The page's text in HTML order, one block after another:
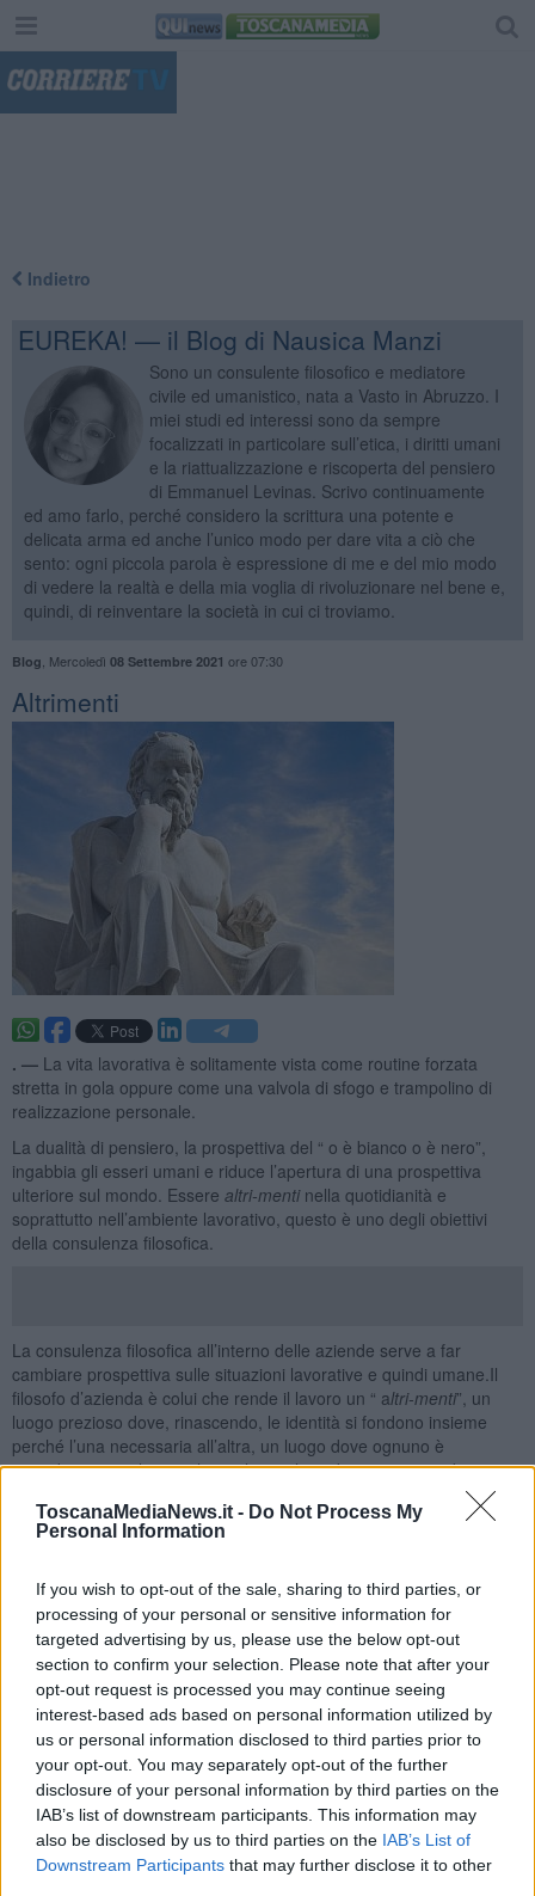
ToscanaMediaNews.it - Do Not Process My
Personal Information
If you wish to opt-out of the sale, sharing to third parties, or
processing of your personal or sensitive information for
targeted advertising by us, please use the below opt-out
section to confirm your selection. Please note that after your
opt-out request is processed you may continue seeing
interest-based ads based on personal information utilized by
us or personal information disclosed to third parties prior to
your opt-out. You may separately opt-out of the further
disclosure of your personal information by third parties on the
IAB’s list of downstream participants. This information may
also be disclosed by us to third parties on the IAB’s List of
Downstream Participants that may further disclose it to other
Indietro
EUREKA! — il Blog di Nausica Manzi
Sono un consulente filosofico e mediatore
civile ed umanistico, nata a Vasto in Abruzzo. I
miei studi ed interessi sono da sempre
focalizzati in particolare sull’etica, i diritti umani
e la riattualizzazione e riscoperta del pensiero
di Emmanuel Levinas. Scrivo continuamente
ed amo farlo, perché considero la scrittura una potente e
delicata arma ed anche l’unico modo per dare vita a ciò che
sento: ogni piccola parola è espressione di me e del mio modo
di vedere la realtà e della mia voglia di rivoluzionare nel bene e,
quindi, di reinventare la società in cui ci troviamo.
Blog Mercoledì 08 Settembre 2021 ore 07:30
Altrimenti
. — La vita lavorativa è solitamente vista come routine forzata
stretta in gola oppure come una valvola di sfogo e trampolino di
realizzazione personale.
La dualità di pensiero, la prospettiva del “ o è bianco o è nero”,
ingabbia gli esseri umani e riduce l’apertura di una prospettiva
ulteriore sul mondo. Essere altri-mentinella quotidianità e
soprattutto nell’ambiente lavorativo, questo è uno degli obiettivi
della consulenza filosofica.
La consulenza filosofica all’interno delle aziende serve a far
cambiare prospettiva sulle situazioni lavorative e quindi umane.Il
filosofo d’azienda è colui che rende il lavoro un “ altri-menti”, un
luogo prezioso dove, rinascendo, le identità si fondono insieme
perché l’una necessaria all’altra, un luogo dove ognuno è
considerato per il suo valore e la sua luce di cui esso, sia dentro
Pensare ed agirealtrimentisignifica entrare nel posto di lavoro e
documenti ed email, ma soprattutto tra fili d’esistenza di carne e
respiri, di sguardi e battiti di cuore.
Molte volte dimentichiamo che il vero lavoro non è quello che ci fa
guadagnare, o quello per cui fatichiamo o quello che cerchiamo
disperatamente, il vero lavoro è quello che si pratica ogni giorno
dentro se stessi, affacciati al balcone dei propri occhi, immersi nel
calore dei propri muscoli.
In contesti organizzativi e lavorativi, il filosofo aiuta ogni individuo
ad essere ed ad agire altrimenti: allarga e diffonde l’uso del
pensiero critico, fa risuonare e riscoprire le singole identità nell’
nella musica della comunità ed illumina lementi, anime e corpi, nel